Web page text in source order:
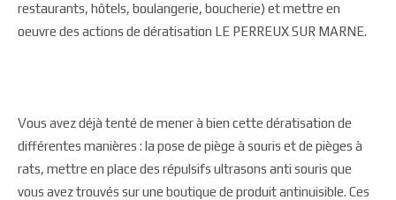
restaurants, hôtels, boulangerie, boucherie) et mettre en
oeuvre des actions de dératisation LE PERREUX SUR MARNE.
Vous avez déjà tenté de mener à bien cette dératisation de
différentes manières : la pose de piège à souris et de pièges à
rats, mettre en place des répulsifs ultrasons anti souris que
vous avez trouvés sur une boutique de produit antinuisible. Ces